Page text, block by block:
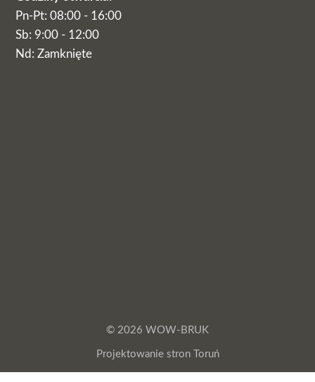
Pn-Pt: 08:00 - 16:00
Sb: 9:00 - 12:00
Nd: Zamknięte
© 2026 WOW-BRUK
Projektowanie stron Toruń